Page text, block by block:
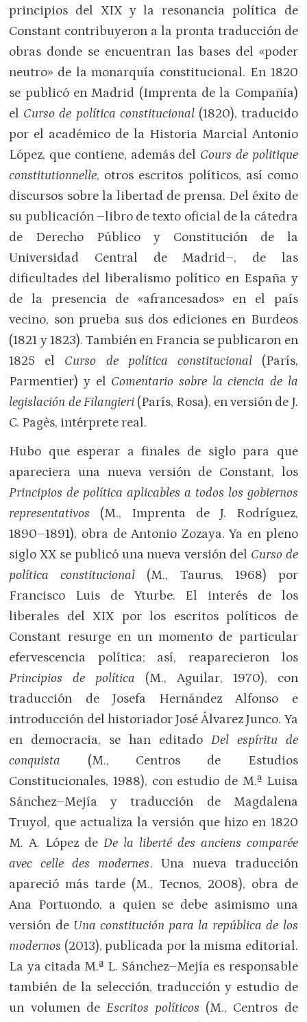
principios del XIX y la resonancia política de
Constant contribuyeron a la pronta traducción de
obras donde se encuentran las bases del «poder
neutro» de la monarquía constitucional. En 1820
se publicó en Madrid (Imprenta de la Compañía)
el Curso de política constitucional (1820), traducido
por el académico de la Historia Marcial Antonio
López, que contiene, además del Cours de politique
constitutionnelle, otros escritos políticos, así como
discursos sobre la libertad de prensa. Del éxito de
su publicación –libro de texto oficial de la cátedra
de Derecho Público y Constitución de la
Universidad Central de Madrid–, de las
dificultades del liberalismo político en España y
de la presencia de «afrancesados» en el país
vecino, son prueba sus dos ediciones en Burdeos
(1821 y 1823). También en Francia se publicaron en
1825 el Curso de política constitucional (París,
Parmentier) y el Comentario sobre la ciencia de la
legislación de Filangieri (París, Rosa), en versión de J.
C. Pagès, intérprete real.
Hubo que esperar a finales de siglo para que
apareciera una nueva versión de Constant, los
Principios de política aplicables a todos los gobiernos
representativos (M., Imprenta de J. Rodríguez,
1890–1891), obra de Antonio Zozaya. Ya en pleno
siglo XX se publicó una nueva versión del Curso de
política constitucional (M., Taurus, 1968) por
Francisco Luis de Yturbe. El interés de los
liberales del XIX por los escritos políticos de
Constant resurge en un momento de particular
efervescencia política; así, reaparecieron los
Principios de política (M., Aguilar, 1970), con
traducción de Josefa Hernández Alfonso e
introducción del historiador José Álvarez Junco. Ya
en democracia, se han editado Del espíritu de
conquista (M., Centros de Estudios
Constitucionales, 1988), con estudio de M.ª Luisa
Sánchez–Mejía y traducción de Magdalena
Truyol, que actualiza la versión que hizo en 1820
M. A. López deDe la liberté des anciens comparée
avec celle des modernes. Una nueva traducción
apareció más tarde (M., Tecnos, 2008), obra de
Ana Portuondo, a quien se debe asimismo una
versión de Una constitución para la república de los
modernos (2013), publicada por la misma editorial.
La ya citada M.ª L. Sánchez–Mejía es responsable
también de la selección, traducción y estudio de
un volumen de Escritos políticos (M., Centros de